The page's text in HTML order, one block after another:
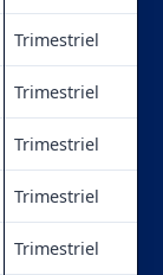
Trimestriel
Trimestriel
Trimestriel
Trimestriel
Trimestriel